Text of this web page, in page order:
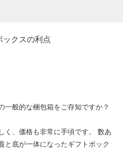
クスの利点
一般的な梱包箱をご存知ですか？
く、価格も非常に手頃です。 数あ
と底が一体になったギフトボック